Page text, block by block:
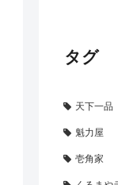
タグ
天下一品
魁力屋
壱角家